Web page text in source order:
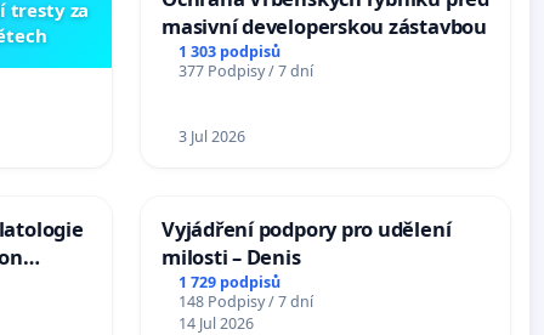
tresty za
masivní developerskou zástavbou
1 303 podpisů
377 Podpisy / 7 dní
3 Jul 2026
Vyjádření podpory pro udělení
milosti – Denis
1 729 podpisů
148 Podpisy / 7 dní
14 Jul 2026